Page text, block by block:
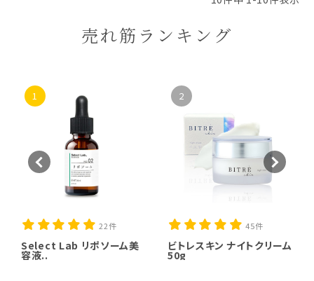
売れ筋ランキング
1
22件
Select Lab リポソーム美
容液..
2
45件
ビトレスキン ナイトクリーム
50g